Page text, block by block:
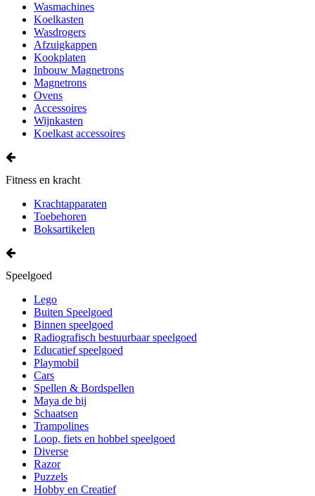
Wasmachines
Koelkasten
Wasdrogers
Afzuigkappen
Kookplaten
Inbouw Magnetrons
Magnetrons
Ovens
Accessoires
Wijnkasten
Koelkast accessoires
Fitness en kracht
Krachtapparaten
Toebehoren
Boksartikelen
Speelgoed
Lego
Buiten Speelgoed
Binnen speelgoed
Radiografisch bestuurbaar speelgoed
Educatief speelgoed
Playmobil
Cars
Spellen & Bordspellen
Maya de bij
Schaatsen
Trampolines
Loop, fiets en hobbel speelgoed
Diverse
Razor
Puzzels
Hobby en Creatief